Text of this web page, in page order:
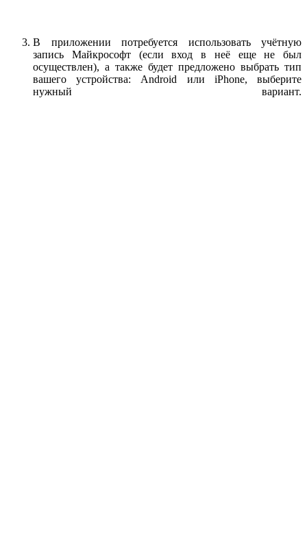
В приложении потребуется использовать учётную
запись Майкрософт (если вход в неё еще не был
осуществлен), а также будет предложено выбрать тип
вашего устройства: Android или iPhone, выберите
нужный вариант.